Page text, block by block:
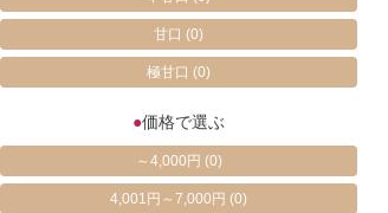
甘口(0)
極甘口(0)
●価格で選ぶ
～4,000円 (0)
4,001円～7,000円(0)